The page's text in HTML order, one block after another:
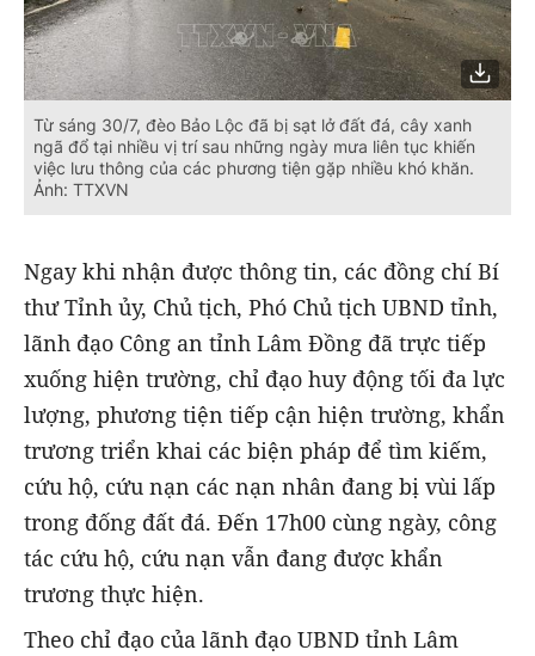
Từ sáng 30/7, đèo Bảo Lộc đã bị sạt lở đất đá, cây xanh
ngã đổ tại nhiều vị trí sau những ngày mưa liên tục khiến
việc lưu thông của các phương tiện gặp nhiều khó khăn.
Ảnh: TTXVN
Ngay khi nhận được thông tin, các đồng chí Bí
thư Tỉnh ủy, Chủ tịch, Phó Chủ tịch UBND tỉnh,
lãnh đạo Công an tỉnh Lâm Đồng đã trực tiếp
xuống hiện trường, chỉ đạo huy động tối đa lực
lượng, phương tiện tiếp cận hiện trường, khẩn
trương triển khai các biện pháp để tìm kiếm,
cứu hộ, cứu nạn các nạn nhân đang bị vùi lấp
trong đống đất đá. Đến 17h00 cùng ngày, công
tác cứu hộ, cứu nạn vẫn đang được khẩn
trương thực hiện.
Theo chỉ đạo của lãnh đạo UBND tỉnh Lâm